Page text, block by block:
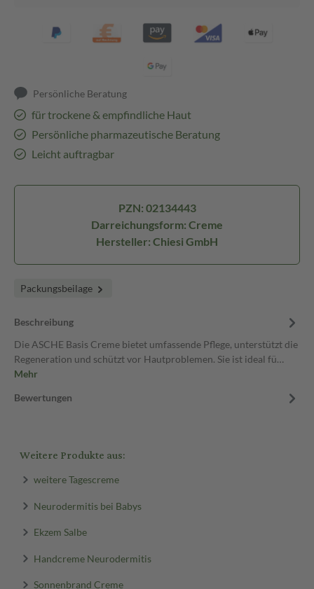
Persönliche Beratung
für trockene & empfindliche Haut
Persönliche pharmazeutische Beratung
Leicht auftragbar
PZN: 02134443
Darreichungsform: Creme
Hersteller: Chiesi GmbH
Packungsbeilage
Beschreibung
Die ASCHE Basis Creme bietet umfassende Pflege, unterstützt die
Regeneration und schützt vor Hautproblemen. Sie ist ideal fü…
Mehr
Bewertungen
Weitere Produkte aus:
weitere Tagescreme
Neurodermitis bei Babys
Ekzem Salbe
Handcreme Neurodermitis
Sonnenbrand Creme